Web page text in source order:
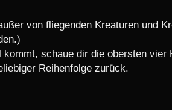
von fliegenden Kreaturen und
schaue dir die obersten vier
Reihenfolge zurück.